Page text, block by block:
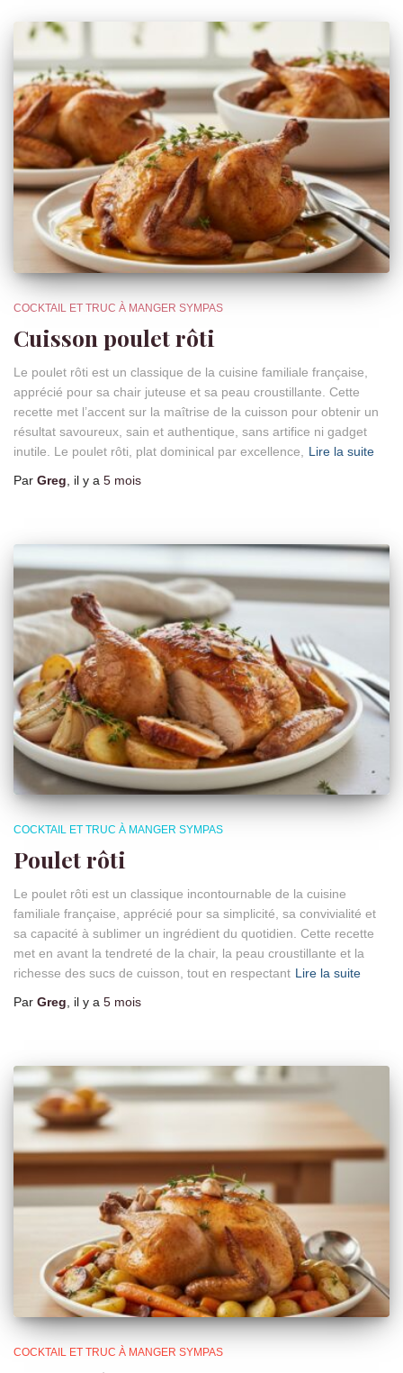
COCKTAIL ET TRUC À MANGER SYMPAS
Cuisson poulet rôti
Le poulet rôti est un classique de la cuisine familiale française,
apprécié pour sa chair juteuse et sa peau croustillante. Cette
recette met l’accent sur la maîtrise de la cuisson pour obtenir un
résultat savoureux, sain et authentique, sans artifice ni gadget
inutile. Le poulet rôti, plat dominical par excellence,
Lire la suite
Par Greg , il y a 5 mois
COCKTAIL ET TRUC À MANGER SYMPAS
Poulet rôti
Le poulet rôti est un classique incontournable de la cuisine
familiale française, apprécié pour sa simplicité, sa convivialité et
sa capacité à sublimer un ingrédient du quotidien. Cette recette
met en avant la tendreté de la chair, la peau croustillante et la
richesse des sucs de cuisson, tout en respectant Lire la suite
Par Greg , il y a 5 mois
COCKTAIL ET TRUC À MANGER SYMPAS